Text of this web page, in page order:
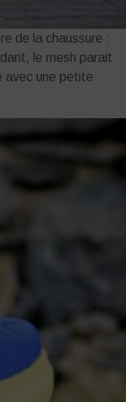
de la chaussure :
le mesh parait
avec une petite